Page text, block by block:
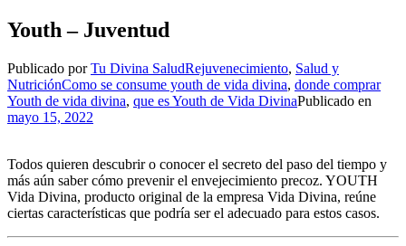
Youth – Juventud
Publicado porTu Divina SaludRejuvenecimiento, Salud y
NutriciónComo se consume youth de vida divina, donde comprar
Youth de vida divina, que es Youth de Vida DivinaPublicado en
mayo 15, 2022
Todos quieren descubrir o conocer el secreto del paso del tiempo y
más aún saber cómo prevenir el envejecimiento precoz. YOUTH
Vida Divina, producto original de la empresa Vida Divina, reúne
ciertas características que podría ser el adecuado para estos casos.